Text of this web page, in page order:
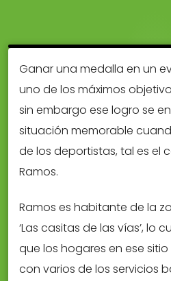
Ganar una medalla en un
uno de los máximos
sin embargo ese logro se
situación memorable
de los deportistas, tal es el
Ramos.
Ramos es habitante de la
‘Las casitas de las vías’, lo
que los hogares en ese
con varios de los servicios